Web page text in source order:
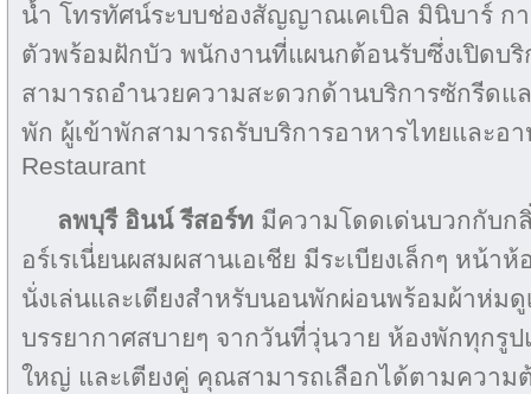
น้ำ โทรทัศน์ระบบช่องสัญญาณเคเบิล มินิบาร์ ก
ตัวพร้อมฝักบัว พนักงานที่แผนกต้อนรับซึ่งเปิดบ
สามารถอำนวยความสะดวกด้านบริการซักรีดแ
พัก ผู้เข้าพักสามารถรับบริการอาหารไทยและอ
Restaurant
ลพบุรี อินน์ รีสอร์ท มีความโดดเด่นบวกกับก
อร์เรเนี่ยนผสมผสานเอเชีย มีระเบียงเล็กๆ หน้
นั่งเล่นและเตียงสำหรับนอนพักผ่อนพร้อมผ้าห่ม
บรรยากาศสบายๆ จากวันที่วุ่นวาย ห้องพักทุกรูป
ใหญ่ และเตียงคู่ คุณสามารถเลือกได้ตามความ